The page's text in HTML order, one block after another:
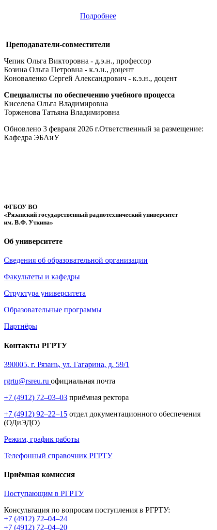
Подробнее
Преподаватели-совместители
Чепик Ольга Викторовна - д.э.н., профессор
Бозина Ольга Петровна - к.э.н., доцент
Коноваленко Сергей Александрович - к.э.н., доцент
Специалисты по обеспечению учебного процесса
Киселева Ольга Владимировна
Торженова Татьяна Владимировна
Обновлено 3 февраля 2026 г.Ответственный за размещение:
Кафедра ЭБАиУ
ФГБОУ ВО
«Рязанский государственный радиотехнический университет
им. В.Ф. Уткина»
Об университете
Сведения об образовательной организации
Факультеты и кафедры
Структура университета
Образовательные программы
Партнёры
Контакты РГРТУ
390005, г. Рязань, ул. Гагарина, д. 59/1
rgrtu@rsreu.ru официальная почта
+7 (4912) 72–03–03 приёмная ректора
+7 (4912) 92–22–15 отдел документационного обеспечения
(ОДиЭДО)
Режим, график работы
Телефонный справочник РГРТУ
Приёмная комиссия
Поступающим в РГРТУ
Консультация по вопросам поступления в РГРТУ:
+7 (4912) 72–04–24
+7 (4912) 72–04–20